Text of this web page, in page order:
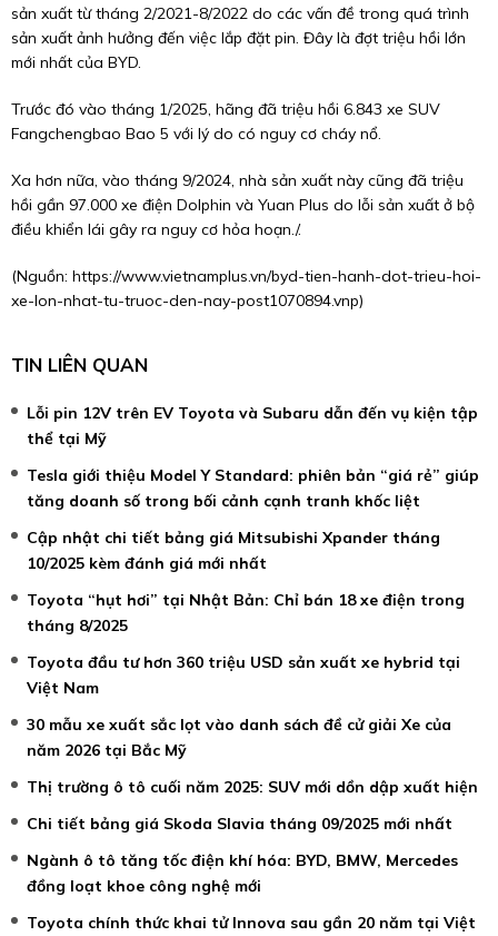
sản xuất từ tháng 2/2021-8/2022 do các vấn đề trong quá trình
sản xuất ảnh hưởng đến việc lắp đặt pin. Đây là đợt triệu hồi lớn
mới nhất của BYD.
Trước đó vào tháng 1/2025, hãng đã triệu hồi 6.843 xe SUV
Fangchengbao Bao 5 với lý do có nguy cơ cháy nổ.
Xa hơn nữa, vào tháng 9/2024, nhà sản xuất này cũng đã triệu
hồi gần 97.000 xe điện Dolphin và Yuan Plus do lỗi sản xuất ở bộ
điều khiển lái gây ra nguy cơ hỏa hoạn./.
(Nguồn: https://www.vietnamplus.vn/byd-tien-hanh-dot-trieu-hoi-
xe-lon-nhat-tu-truoc-den-nay-post1070894.vnp)
TIN LIÊN QUAN
Lỗi pin 12V trên EV Toyota và Subaru dẫn đến vụ kiện tập
thể tại Mỹ
Tesla giới thiệu Model Y Standard: phiên bản “giá rẻ” giúp
tăng doanh số trong bối cảnh cạnh tranh khốc liệt
Cập nhật chi tiết bảng giá Mitsubishi Xpander tháng
10/2025 kèm đánh giá mới nhất
Toyota “hụt hơi” tại Nhật Bản: Chỉ bán 18 xe điện trong
tháng 8/2025
Toyota đầu tư hơn 360 triệu USD sản xuất xe hybrid tại
Việt Nam
30 mẫu xe xuất sắc lọt vào danh sách đề cử giải Xe của
năm 2026 tại Bắc Mỹ
Thị trường ô tô cuối năm 2025: SUV mới dồn dập xuất hiện
Chi tiết bảng giá Skoda Slavia tháng 09/2025 mới nhất
Ngành ô tô tăng tốc điện khí hóa: BYD, BMW, Mercedes
đồng loạt khoe công nghệ mới
Toyota chính thức khai tử Innova sau gần 20 năm tại Việt